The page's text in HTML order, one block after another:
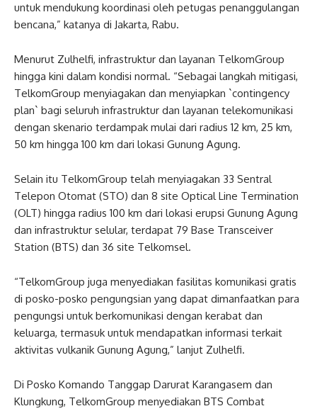
untuk mendukung koordinasi oleh petugas penanggulangan
bencana,” katanya di Jakarta, Rabu.
Menurut Zulhelfi, infrastruktur dan layanan TelkomGroup
hingga kini dalam kondisi normal. “Sebagai langkah mitigasi,
TelkomGroup menyiagakan dan menyiapkan `contingency
plan` bagi seluruh infrastruktur dan layanan telekomunikasi
dengan skenario terdampak mulai dari radius 12 km, 25 km,
50 km hingga 100 km dari lokasi Gunung Agung.
Selain itu TelkomGroup telah menyiagakan 33 Sentral
Telepon Otomat (STO) dan 8 site Optical Line Termination
(OLT) hingga radius 100 km dari lokasi erupsi Gunung Agung
dan infrastruktur selular, terdapat 79 Base Transceiver
Station (BTS) dan 36 site Telkomsel.
“TelkomGroup juga menyediakan fasilitas komunikasi gratis
di posko-posko pengungsian yang dapat dimanfaatkan para
pengungsi untuk berkomunikasi dengan kerabat dan
keluarga, termasuk untuk mendapatkan informasi terkait
aktivitas vulkanik Gunung Agung,” lanjut Zulhelfi.
Di Posko Komando Tanggap Darurat Karangasem dan
Klungkung, TelkomGroup menyediakan BTS Combat